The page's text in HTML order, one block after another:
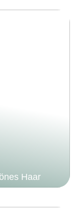
Haar